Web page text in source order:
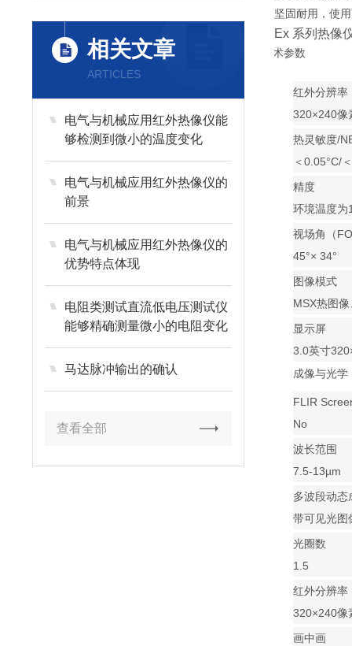
相关文章
ARTICLES
电气与机械应用红外热像仪能
够检测到微小的温度变化
电气与机械应用红外热像仪的
前景
电气与机械应用红外热像仪的
优势特点体现
电阻类测试直流低电压测试仪
能够精确测量微小的电阻变化
马达脉冲输出的确认
查看全部
坚固耐用，使
Ex 系列热像
技术参数
红外分辨率
320×240像
热灵敏度/
＜0.05°C/
精度
环境温度为
视场角（
45°× 34°
图像模式
MSX热图
显示屏
3.0英寸
成像与光学
FLIR
No
波长范围
7.5-13µm
多波段动态
带可见光图
光圈数
1.5
红外分辨率
320×240像
画中画